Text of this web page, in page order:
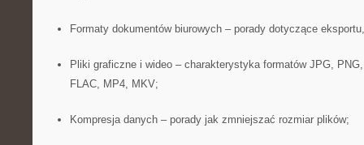
Formaty dokumentów biurowych – porady dotyczące
Pliki graficzne i wideo – charakterystyka formatów JPG,
FLAC, MP4, MKV;
Kompresja danych – porady jak zmniejszać rozmiar plików;